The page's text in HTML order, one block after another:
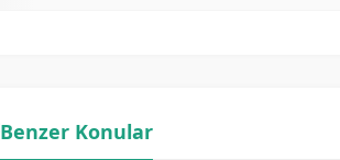
Benzer Konular